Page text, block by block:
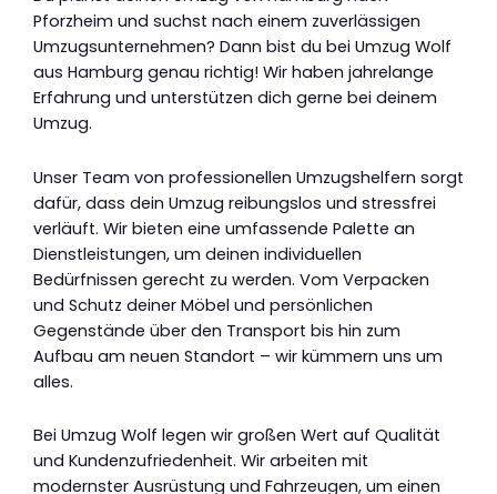
Pforzheim und suchst nach einem zuverlässigen
Umzugsunternehmen? Dann bist du bei Umzug Wolf
aus Hamburg genau richtig! Wir haben jahrelange
Erfahrung und unterstützen dich gerne bei deinem
Umzug.
Unser Team von professionellen Umzugshelfern sorgt
dafür, dass dein Umzug reibungslos und stressfrei
verläuft. Wir bieten eine umfassende Palette an
Dienstleistungen, um deinen individuellen
Bedürfnissen gerecht zu werden. Vom Verpacken
und Schutz deiner Möbel und persönlichen
Gegenstände über den Transport bis hin zum
Aufbau am neuen Standort – wir kümmern uns um
alles.
Bei Umzug Wolf legen wir großen Wert auf Qualität
und Kundenzufriedenheit. Wir arbeiten mit
modernster Ausrüstung und Fahrzeugen, um einen